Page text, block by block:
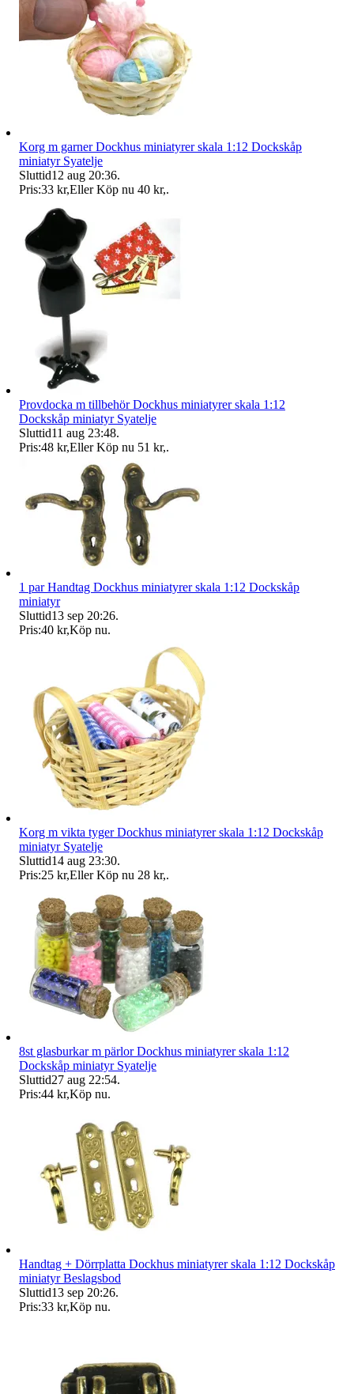
Korg m garner Dockhus miniatyrer skala 1:12 Dockskåp
miniatyr Syatelje
Sluttid12 aug 20:36.
Pris:33 kr,Eller Köp nu 40 kr,.
Provdocka m tillbehör Dockhus miniatyrer skala 1:12
Dockskåp miniatyr Syatelje
Sluttid11 aug 23:48.
Pris:48 kr,Eller Köp nu 51 kr,.
1 par Handtag Dockhus miniatyrer skala 1:12 Dockskåp
miniatyr
Sluttid13 sep 20:26.
Pris:40 kr,Köp nu.
Korg m vikta tyger Dockhus miniatyrer skala 1:12 Dockskåp
miniatyr Syatelje
Sluttid14 aug 23:30.
Pris:25 kr,Eller Köp nu 28 kr,.
8st glasburkar m pärlor Dockhus miniatyrer skala 1:12
Dockskåp miniatyr Syatelje
Sluttid27 aug 22:54.
Pris:44 kr,Köp nu.
Handtag + Dörrplatta Dockhus miniatyrer skala 1:12 Dockskåp
miniatyr Beslagsbod
Sluttid13 sep 20:26.
Pris:33 kr,Köp nu.